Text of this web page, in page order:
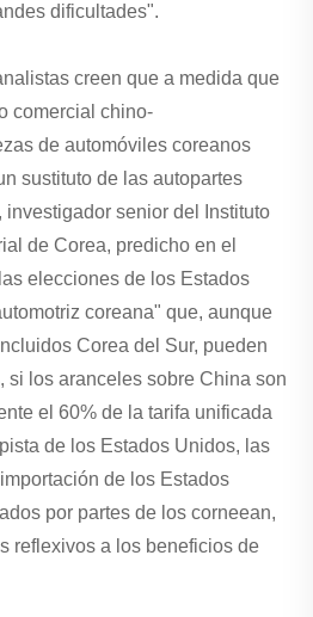
dificultades".
creen que a medida que
comercial chino-
de automóviles coreanos
sustituto de las autopartes
senior del Instituto
de Corea, predicho en el
elecciones de los Estados
coreana" que, aunque
Corea del Sur, pueden
si los aranceles sobre China son
el 60% de la tarifa unificada
de los Estados Unidos, las
de los Estados
por partes de los corneean,
reflexivos a los beneficios de